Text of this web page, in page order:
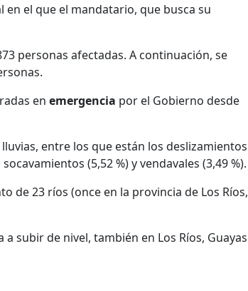
el que el mandatario, que busca su
personas afectadas. A continuación, se
en emergencia por el Gobierno desde
entre los que están los deslizamientos
(5,52 %) y vendavales (3,49 %).
de 23 ríos (once en la provincia de Los Ríos,
subir de nivel, también en Los Ríos, Guayas